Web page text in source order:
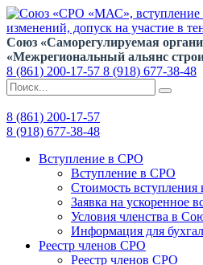
Союз «Саморегулируемая
«Межрегиональный альянс
8 (861) 200-17-57 8 (918) 677-38-48
8 (861) 200-17-57
8 (918) 677-38-48
Вступление в СРО
Вступление в СРО
Стоимость
Заявка на ускоренное
Условия членства в
Информация для
Реестр членов СРО
Реестр членов СРО